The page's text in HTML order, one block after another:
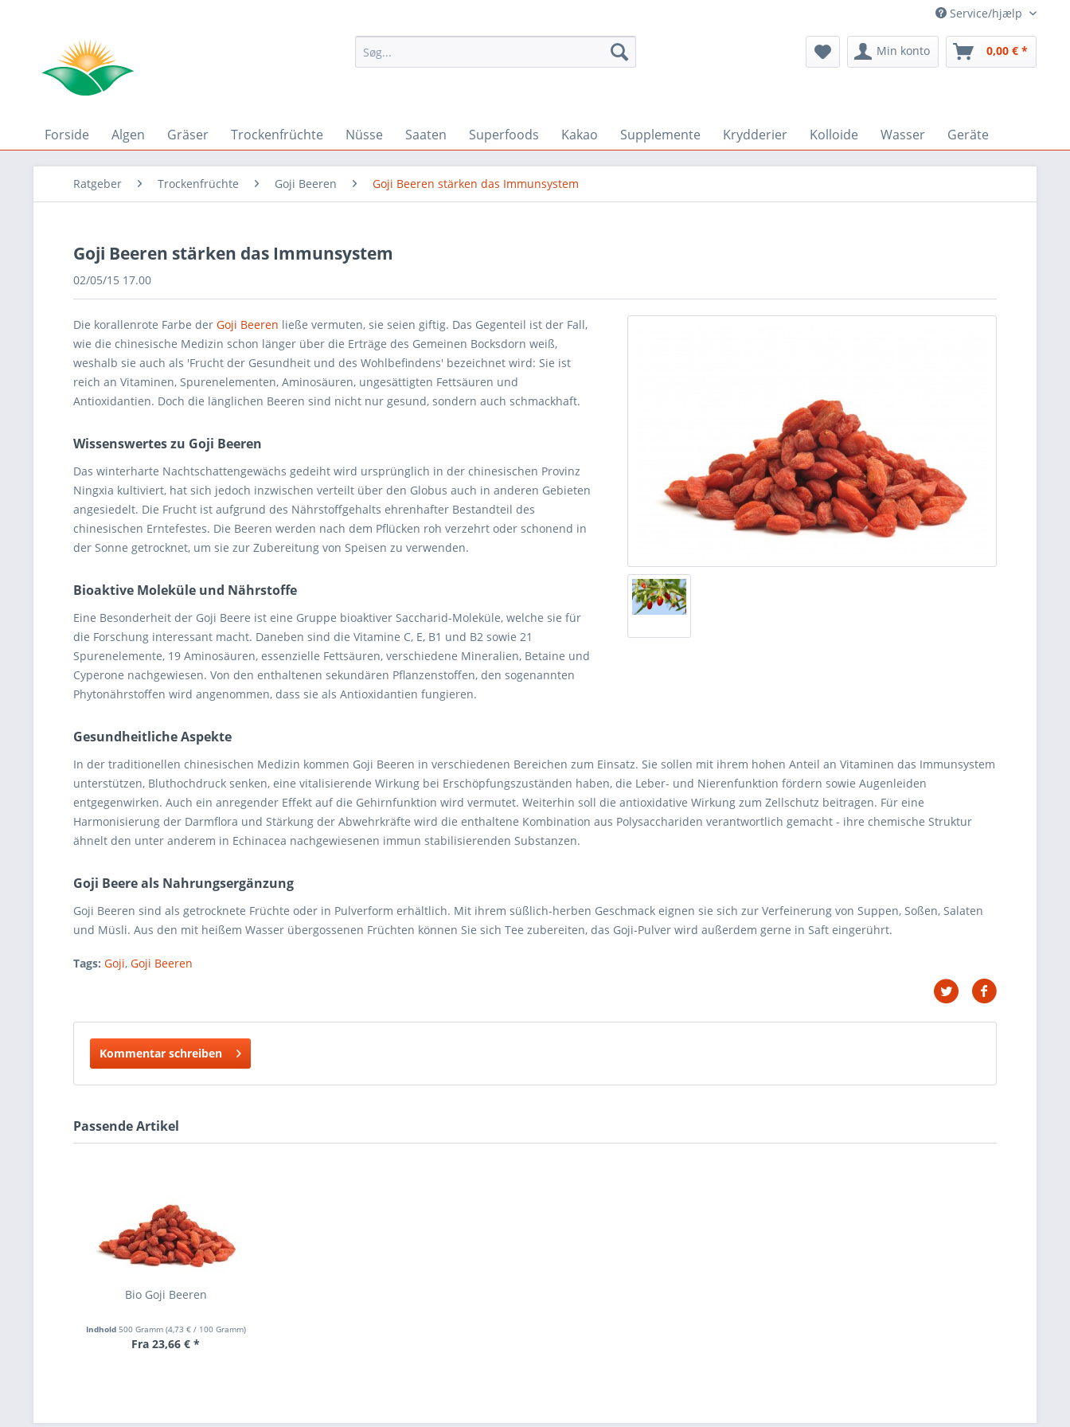
Service/hjælp
Min konto 0,00 € *
Forside Algen Gräser Trockenfrüchte Nüsse Saaten Superfoods Kakao Supplemente Krydderier Kolloide Wasser Geräte
Ratgeber Trockenfrüchte Goji Beeren Goji Beeren stärken das Immunsystem
Goji Beeren stärken das Immunsystem
02/05/15 17.00
Die korallenrote Farbe der Goji Beeren ließe vermuten, sie seien giftig. Das Gegenteil ist der Fall,
wie die chinesische Medizin schon länger über die Erträge des Gemeinen Bocksdorn weiß,
weshalb sie auch als 'Frucht der Gesundheit und des Wohlbefindens' bezeichnet wird: Sie ist
reich an Vitaminen, Spurenelementen, Aminosäuren, ungesättigten Fettsäuren und
Antioxidantien. Doch die länglichen Beeren sind nicht nur gesund, sondern auch schmackhaft.
Wissenswertes zu Goji Beeren
Das winterharte Nachtschattengewächs gedeiht wird ursprünglich in der chinesischen Provinz
Ningxia kultiviert, hat sich jedoch inzwischen verteilt über den Globus auch in anderen Gebieten
angesiedelt. Die Frucht ist aufgrund des Nährstoffgehalts ehrenhafter Bestandteil des
chinesischen Erntefestes. Die Beeren werden nach dem Pflücken roh verzehrt oder schonend in
der Sonne getrocknet, um sie zur Zubereitung von Speisen zu verwenden.
Bioaktive Moleküle und Nährstoffe
Eine Besonderheit der Goji Beere ist eine Gruppe bioaktiver Saccharid-Moleküle, welche sie für
die Forschung interessant macht. Daneben sind die Vitamine C, E, B1 und B2 sowie 21
Spurenelemente, 19 Aminosäuren, essenzielle Fettsäuren, verschiedene Mineralien, Betaine und
Cyperone nachgewiesen. Von den enthaltenen sekundären Pflanzenstoffen, den sogenannten
Phytonährstoffen wird angenommen, dass sie als Antioxidantien fungieren.
Gesundheitliche Aspekte
In der traditionellen chinesischen Medizin kommen Goji Beeren in verschiedenen Bereichen zum Einsatz. Sie sollen mit ihrem hohen Anteil an Vitaminen das Immunsystem
unterstützen, Bluthochdruck senken, eine vitalisierende Wirkung bei Erschöpfungszuständen haben, die Leber- und Nierenfunktion fördern sowie Augenleiden
entgegenwirken. Auch ein anregender Effekt auf die Gehirnfunktion wird vermutet. Weiterhin soll die antioxidative Wirkung zum Zellschutz beitragen. Für eine
Harmonisierung der Darmflora und Stärkung der Abwehrkräfte wird die enthaltene Kombination aus Polysacchariden verantwortlich gemacht - ihre chemische Struktur
ähnelt den unter anderem in Echinacea nachgewiesenen immun stabilisierenden Substanzen.
Goji Beere als Nahrungsergänzung
Goji Beeren sind als getrocknete Früchte oder in Pulverform erhältlich. Mit ihrem süßlich-herben Geschmack eignen sie sich zur Verfeinerung von Suppen, Soßen, Salaten
und Müsli. Aus den mit heißem Wasser übergossenen Früchten können Sie sich Tee zubereiten, das Goji-Pulver wird außerdem gerne in Saft eingerührt.
Tags: Goji, Goji Beeren
Kommentar schreiben
Passende Artikel
Bio Goji Beeren
Indhold 500 Gramm (4,73 €/ 100 Gramm)
Fra 23,66 € *